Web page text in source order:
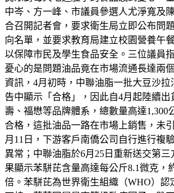
中岑、方一峰、市議員參選人尤淨寬及
合召開記者會，要求衛生局立即公布問
向名單，並要求教育局建立校園營養午
以保障市民及學生食品安全。三位議員
憂心的是問題油品竟在市場流通長達兩
資訊，4月初時，中聯油脂一批大豆沙拉
告中顯示「合格」，因此自4月起陸續出
壽、福懋等品牌體系，總數量高達1,300
合格，這批油品一路在市場上銷售，未
月11日，下游客戶南僑公司自行進行複
異常；中聯油脂於6月25日重新送交第
果顯示苯駢芘含量高達每公斤8.1微克，
倍。苯駢芘為世界衛生組織（WHO）認